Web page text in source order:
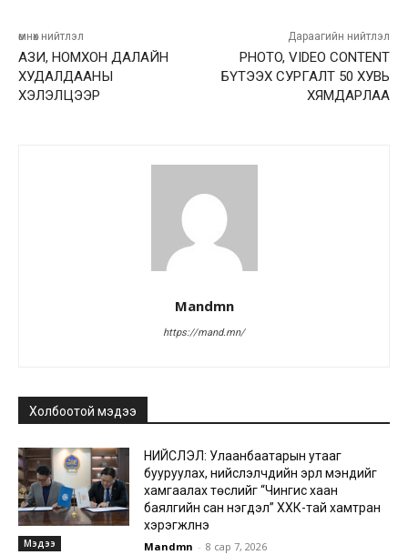
өмнөх нийтлэл
АЗИ, НОМХОН ДАЛАЙН
ХУДАЛДААНЫ
ХЭЛЭЛЦЭЭР
Дараагийн нийтлэл
PHOTO, VIDEO CONTENT
БҮТЭЭХ СУРГАЛТ 50 ХУВЬ
ХЯМДАРЛАА
Mandmn
https://mand.mn/
Холбоотой мэдээ
Мэдээ
НИЙСЛЭЛ: Улаанбаатарын утааг
бууруулах, нийслэлчүүдийн эрүүл мэндийг
хамгаалах төслийг “Чингис хаан
баялгийн сан нэгдэл” ХХК-тай хамтран
хэрэгжүүлнэ
Mandmn - 8 сар 7, 2026